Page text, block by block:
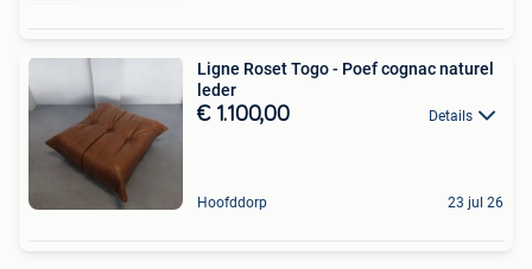
Ligne Roset Togo - Poef cognac naturel
leder
€ 1.100,00 Details
Hoofddorp 23 jul 26